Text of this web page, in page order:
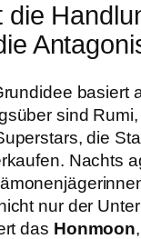
die
basiert
sind
die
Nachts
nur der
das Honmoon